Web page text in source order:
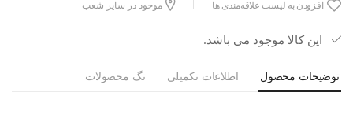
افزودن به لیست علاقه‌مندی ها موجود در سایر شعب
این کالا موجود می باشد.
توضیحات محصول اطلاعات تکمیلی تگ محصولات